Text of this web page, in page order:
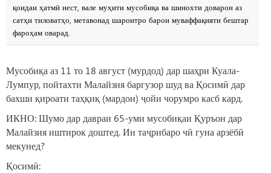
қоидаи ҳатмӣ нест, вале муҳити мусобиқа ва шинохти доварон аз
сатҳи тиловатҳо, метавонад шароитро барои муваффақияти бештар
фароҳам оварад.
Мусобиқа аз 11 то 18 август (мурдод) дар шаҳри Куала-
Лумпур, пойтахти Малайзия баргузор шуд ва Қосимӣ дар
бахши қироати таҳқиқ (мардон) ҷойи чорумро касб кард.
ИКНО: Шумо дар давраи 65-уми мусобиқаи Қуръон дар
Малайзия иштирок доштед. Ин таҷрибаро чӣ гуна арзёбӣ
мекунед?
Қосимӣ: